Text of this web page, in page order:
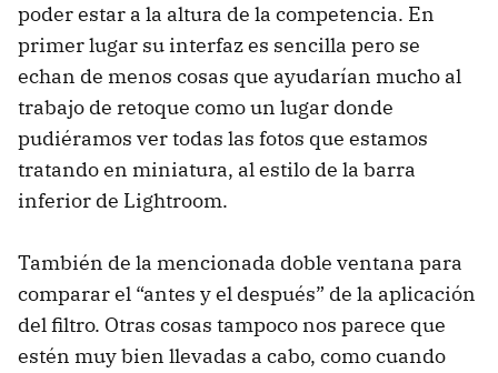
poder estar a la altura de la competencia. En
primer lugar su interfaz es sencilla pero se
echan de menos cosas que ayudarían mucho al
trabajo de retoque como un lugar donde
pudiéramos ver todas las fotos que estamos
tratando en miniatura, al estilo de la barra
inferior de Lightroom.
También de la mencionada doble ventana para
comparar el “antes y el después” de la aplicación
del filtro. Otras cosas tampoco nos parece que
estén muy bien llevadas a cabo, como cuando